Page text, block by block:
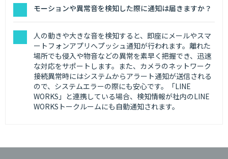
モーションや異常音を検知した際に通知は届きますか？
人の動きや大きな音を検知すると、即座にメールやスマ
ートフォンアプリへプッシュ通知が行われます。離れた
場所でも侵入や物音などの異常を素早く把握でき、迅速
な対応をサポートします。また、カメラのネットワーク
接続異常時にはシステムからアラート通知が送信される
ので、システムエラーの際にも安心です。「LINE
WORKS」と連携している場合、検知情報が社内のLINE
WORKSトークルームにも自動通知されます。